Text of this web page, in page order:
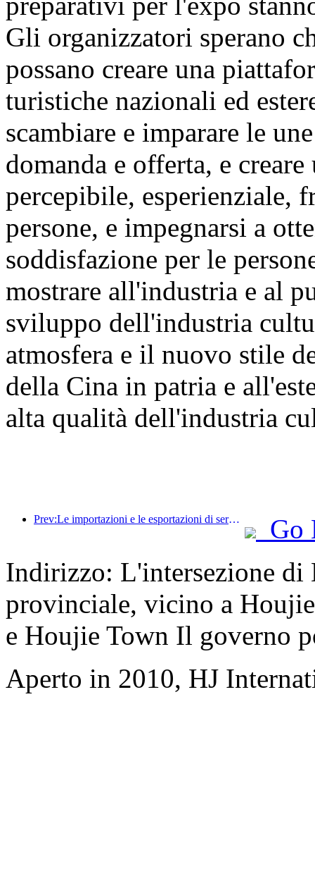
Gli organizzatori sperano
possano creare una
turistiche nazionali ed
scambiare e imparare le
domanda e offerta, e
percepibile, esperienziale,
persone, e impegnarsi a
soddisfazione per le
mostrare all'industria e al
sviluppo dell'industria
atmosfera e il nuovo stile
della Cina in patria e
alta qualità dell'industria
Prev:Le importazioni e le esportazioni di servizi di viaggio hanno raggiunto 1.080,29 miliardi di yuan nella prima metà dell'anno
Go
Indirizzo: L'intersezione di
provinciale, vicino a
e Houjie Town Il governo
Aperto in 2010, HJ